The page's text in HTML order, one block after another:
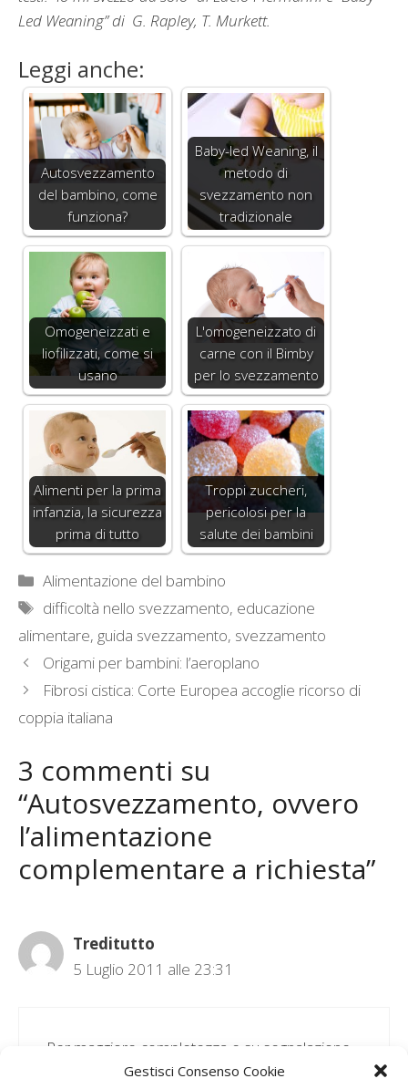
Gestisci Consenso Cookie
Led Weaning” di G. Rapley, T. Murkett.
Leggi anche:
Autosvezzamento
del bambino, come
funziona?
Baby-led Weaning, il
metodo di
svezzamento non
tradizionale
Omogeneizzati e
liofilizzati, come si
usano
L'omogeneizzato di
carne con il Bimby
per lo svezzamento
Alimenti per la prima
infanzia, la sicurezza
prima di tutto
Troppi zuccheri,
pericolosi per la
salute dei bambini
Categorie
Alimentazione del bambino
Tag
difficoltà nello svezzamento, educazione
alimentare, guida svezzamento, svezzamento
Origami per bambini: l’aeroplano
Fibrosi cistica: Corte Europea accoglie ricorso di
coppia italiana
3 commenti su
“Autosvezzamento, ovvero
l’alimentazione
complementare a richiesta”
Treditutto
5 Luglio 2011 alle 23:31
Per maggiore completezza e su segnalazione
di una nostra attenta lettrice, vorrei chiarire che